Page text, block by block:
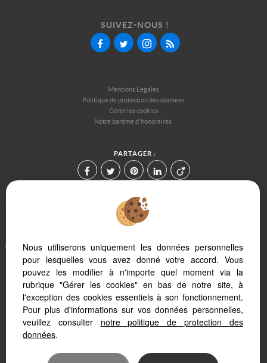
SUIVEZ-NOUS !
Mentions Légales
Politique de protection des données
Gérer les cookies
Notre barème d'honoraires
PARTAGER :
votre tablette ou votre smartphone, notre site s'adapte
automatiquement aux différents types d'écrans
Logiciel transaction
Création site internet
Référencement site immobilier
Nous utiliserons uniquement les données personnelles
pour lesquelles vous avez donné votre accord. Vous
pouvez les modifier à n'importe quel moment via la
rubrique "Gérer les cookies" en bas de notre site, à
l'exception des cookies essentiels à son fonctionnement.
Pour plus d'informations sur vos données personnelles,
veuillez consulter notre politique de protection des
données.